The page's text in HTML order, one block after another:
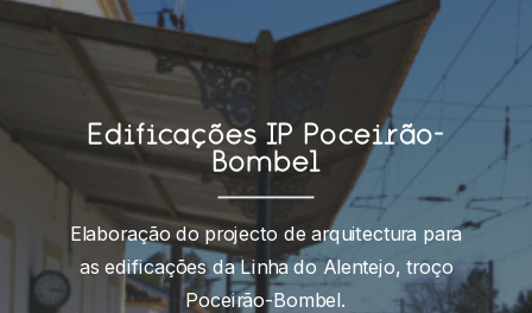
Edificações IP Poceirão-
Bombel
Elaboração do projecto de arquitectura para
as edificações da Linha do Alentejo, troço
Poceirão-Bombel.